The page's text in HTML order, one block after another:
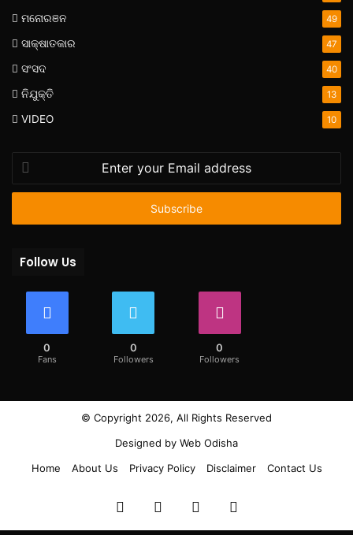
ମନୋରଞନ 49
ସାକ୍ଷାତକାର 47
ସଂସଦ 40
ନିଯୁକ୍ତି 13
VIDEO 10
your
Email
Follow Us
0
Fans
0
Followers
0
Followers
© Copyright 2026, All Rights Reserved
Designed by Web Odisha
Home
About Us Privacy Policy Disclaimer Contact Us
FacebookTwitterYouTubeInstagram